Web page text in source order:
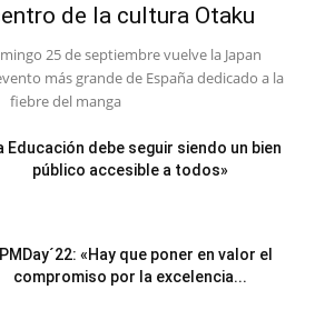
de la cultura Otaku
25 de septiembre vuelve la Japan
más grande de España dedicado a la
fiebre del manga
Educación debe seguir siendo un bien
público accesible a todos»
«Hay que poner en valor el
compromiso por la excelencia...